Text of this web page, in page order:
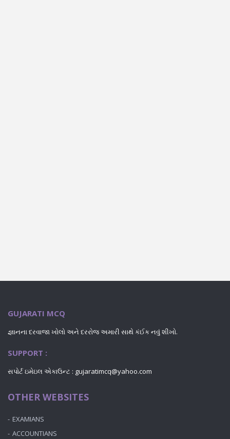
GUJARATI MCQ
જ્ઞાનના દરવાજા ખોલો અને દરરોજ અમારી સાથે કંઈક નવું શીખો.
SUPPORT :
સપોર્ટ ઇમેઇલ એકાઉન્ટ : gujaratimcq@yahoo.com
OTHER WEBSITES
EXAMIANS
ACCOUNTIANS